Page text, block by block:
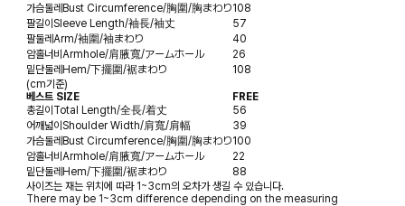
가슴둘레 Bust Circumference/胸圍/胸まわり108
팔길이 Sleeve Length/袖長/袖丈
57
팔둘레 Arm/袖圍/袖まわり
40
암홀너비 Armhole/肩腋寬/アームホール
26
밑단둘레 Hem/下擺圍/裾まわり
108
(cm기준)
베스트 SIZE
FREE
총길이 Total Length/全長/着丈
56
어깨넓이 Shoulder Width/肩寬/肩幅
39
가슴둘레 Bust Circumference/胸圍/胸まわり100
암홀너비 Armhole/肩腋寬/アームホール
22
밑단둘레 Hem/下擺圍/裾まわり
88
사이즈는 재는 위치에 따라 1~3cm의 오차가 생길 수 있습니다.
There may be 1~3cm difference depending on the measuring